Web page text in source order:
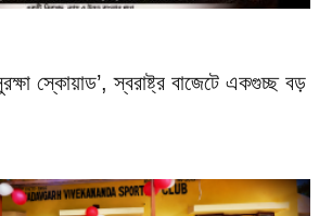
সুরক্ষা স্কোয়াড’, স্বরাষ্ট্র বাজেটে একগুচ্ছ বড়